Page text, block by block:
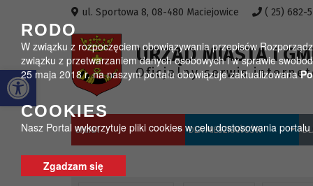
Otwórz pasek narzędzi
RODO
W związku z rozpoczęciem obowiązywania przepisów
związku z przetwarzaniem danych osobowych i w sprawie
25 maja 2018 r. na naszym portalu obowiązuje zaktualizowana
COOKIES
Nasz Portal wykorzytuje pliki cookies w celu dostosowania
Zgadzam się
ul. Sportowa 8, 08-480 Maciejowice ( 25) 682-
URZĄD MIASTA I
Oficjalny serwis
GMINA DLA MIESZKAŃCÓW